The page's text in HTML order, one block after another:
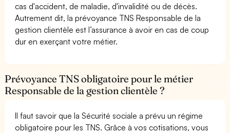
cas d'accident, de maladie, d'invalidité ou de décès.
Autrement dit, la prévoyance TNS Responsable de la
gestion clientèle est l’assurance à avoir en cas de coup
dur en exerçant votre métier.
Prévoyance TNS obligatoire pour le métier
Responsable de la gestion clientèle ?
Il faut savoir que la Sécurité sociale a prévu un régime
obligatoire pour les TNS. Grâce à vos cotisations, vous